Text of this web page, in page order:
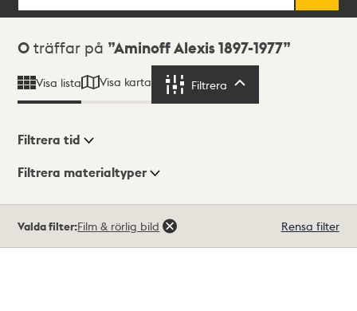
Sökresultat
0 träffar på Aminoff Alexis 1897-1977
Visa lista Visa karta Filtrera
Visningsläge
Filtrera tid
Filtrera materialtyper
träffar
Valda filter:Film & rörlig bild Rensa filter